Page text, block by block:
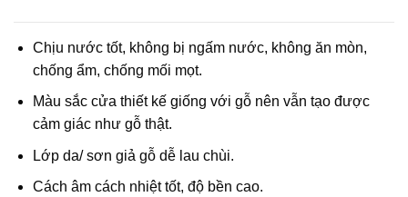
Chịu nước tốt, không bị ngấm nước, không ăn mòn,
chống ẩm, chống mối mọt.
Màu sắc cửa thiết kế giống với gỗ nên vẫn tạo được
cảm giác như gỗ thật.
Lớp da/ sơn giả gỗ dễ lau chùi.
Cách âm cách nhiệt tốt, độ bền cao.